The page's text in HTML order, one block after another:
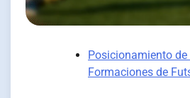
Posicionamiento
Formaciones de